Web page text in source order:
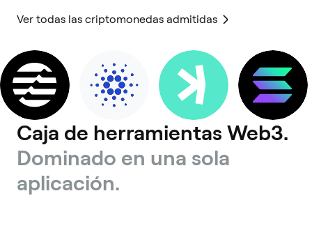
Ver todas las criptomonedas admitidas
Caja de herramientas Web3.
Dominado en una sola
aplicación.